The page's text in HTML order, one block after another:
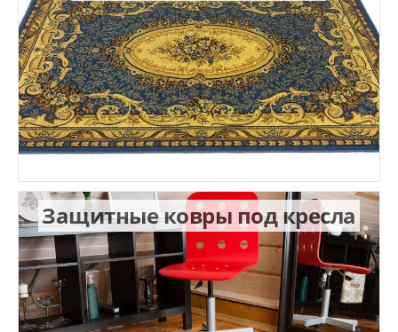
Защитные ковры под кресла